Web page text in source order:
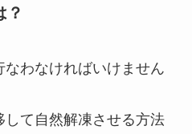
？
わなければいけません
て自然解凍させる方法